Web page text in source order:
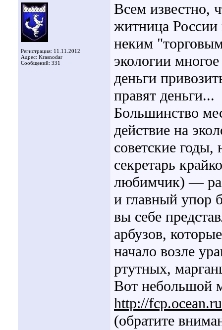
Регистрация: 11.11.2012
Адрес: Krasnodar
Сообщений: 331
Всем известно,
житница России
неким
экологии
деньги
правят деньги...
Большинство
действие на
советские
секретарь
любимчик) —
и главный упор
вы себе
арбузов,
начало возле
ртутных,
Вот небольшой
http://
(обратите